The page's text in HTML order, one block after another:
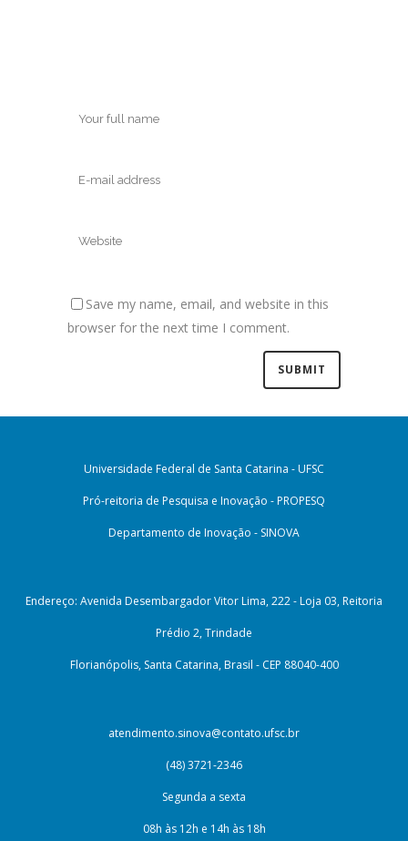
Save my name, email, and website in this
browser for the next time I comment.
Universidade Federal de Santa Catarina - UFSC
Pró-reitoria de Pesquisa e Inovação - PROPESQ
Departamento de Inovação - SINOVA
Endereço: Avenida Desembargador Vitor Lima, 222 - Loja 03, Reitoria
Prédio 2, Trindade
Florianópolis, Santa Catarina, Brasil - CEP 88040-400
atendimento.sinova@contato.ufsc.br
(48) 3721-2346
Segunda a sexta
08h às 12h e 14h às 18h